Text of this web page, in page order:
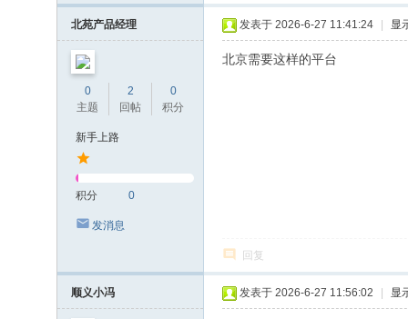
北苑产品经理
0
主题
2
回帖
0
积分
新手上路
积分 0
发消息
发表于 2026-6-27 11:41:24 显
北京需要这样的平台
回复
顺义小冯 发表于 2026-6-27 11:56:02 显